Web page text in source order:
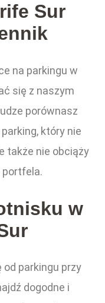
Sur
na parkingu w
się z naszym
porównasz
który nie
także nie obciąży
portfela.
w
parkingu przy
dogodne i